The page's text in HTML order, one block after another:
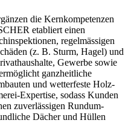
die Kern­­kompe­tenzen
etabliert einen
regel­­mässigen
(z. B. Sturm, Hagel) und
Gewerbe sowie
ganz­­­heit­­­liche
und wetter­­­feste Holz­­­
Expertise, sodass Kunden
zuver­­­lässigen Rundum-
Dächer und Hüllen